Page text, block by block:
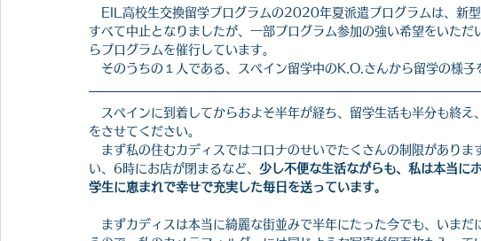
EIL高校生交換留学プログラムの2020年夏派遣プログラムは、新
すべて中止となりましたが、一部プログラム参加の強い希望をいた
らプログラムを催行しています。
そのうちの１人である、スペイン留学中のK.O.さんから留学の様子
スペインに到着してからおよそ半年が経ち、留学生活も半分も終え
をさせてください。
まず私の住むカディスではコロナのせいでたくさんの制限がありま
い、6時にお店が閉まるなど、 少し不便な生活ながらも、私は本当に
学生に恵まれで幸せで充実した毎日を送っています。
まずカディスは本当に綺麗な街並みで半年にたった今でも、いまだ